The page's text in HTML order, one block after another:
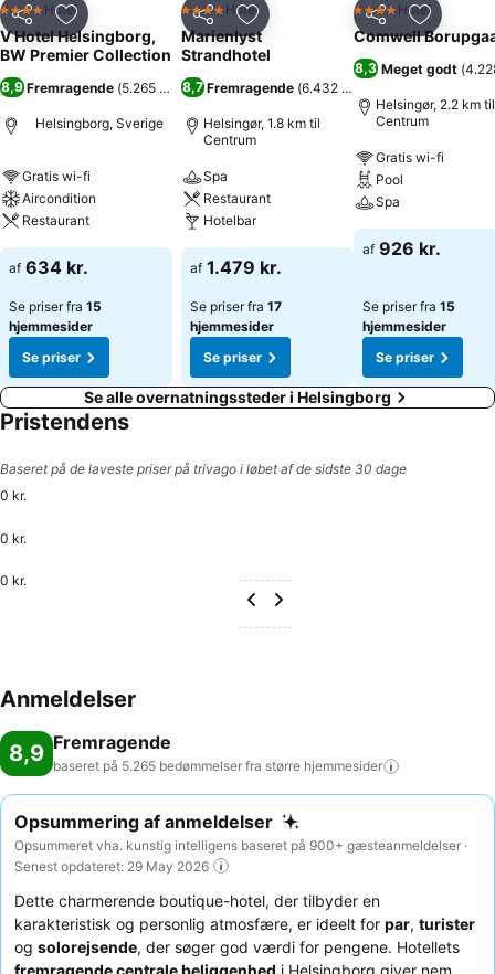
Del Føj til favoritter
4 StjernerHotel
V Hotel Helsingborg,
BW Premier Collection
8,9 Fremragende (5.265 bedømmelser)
Helsingborg, Sverige
Gratis wi-fi
Aircondition
Restaurant
af 634 kr.
Se priser fra 15
hjemmesider
Se priser
Del Føj til favoritter
4 StjernerHotel
Marienlyst
Strandhotel
8,7Fremragende (6.432 bedømmelser
Helsingør, 1.8 km til
Centrum
Spa
Restaurant
Hotelbar
af 1.479 kr.
Se priser fra 17
hjemmesider
Se priser
Del Føj til
4 StjernerHotel
Comwell
8,3 Meget godt (
Helsingør, 2.2 km til
Centrum
Gratis wi-fi
Pool
Spa
af 926 kr.
Se priser fra 15
hjemmesider
Se priser
Se alle overnatningssteder i Helsingborg
Pristendens
Baseret på de laveste priser på trivago i løbet af de sidste 30 dage
0 kr.
0 kr.
0 kr.
Anmeldelser
8,9 Fremragende
baseret på 5.265 bedømmelser fra større hjemmesider
Opsummering af anmeldelser
Opsummeret vha. kunstig intelligens baseret på 900+ gæsteanmeldelser ·
Senest opdateret: 29 May 2026
Dette charmerende boutique-hotel, der tilbyder en
karakteristisk og personlig atmosfære, er ideelt for par, turister
og solorejsende, der søger god værdi for pengene. Hotellets